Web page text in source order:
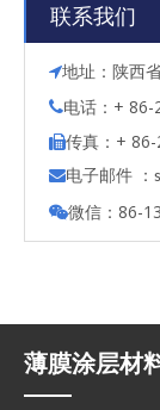
联系我们
地址：陕西
电话：+
传真：+
电子邮件 ： s
微信：86-
薄膜涂层材